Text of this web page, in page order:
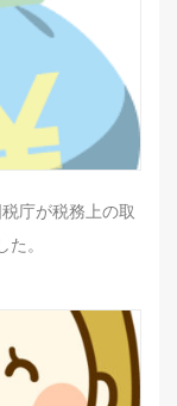
庁が税務上の取
。